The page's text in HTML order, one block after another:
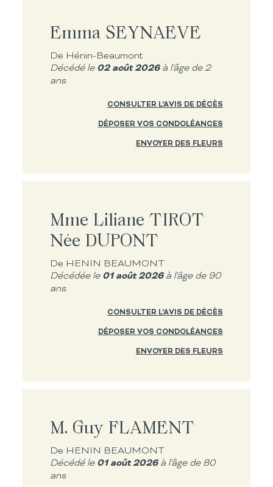
Emma SEYNAEVE
De Hénin-Beaumont
Décédé le 02 août 2026à l'âge de 2
ans
CONSULTER L'AVIS DE DÉCÈS
DÉPOSER VOS CONDOLÉANCES
ENVOYER DES FLEURS
Mme Liliane TIROT
Née DUPONT
De HENIN BEAUMONT
Décédée le 01 août 2026à l'âge de 90
ans
CONSULTER L'AVIS DE DÉCÈS
DÉPOSER VOS CONDOLÉANCES
ENVOYER DES FLEURS
M. Guy FLAMENT
De HENIN BEAUMONT
Décédé le 01 août 2026à l'âge de 80
ans